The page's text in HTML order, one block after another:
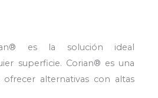
es la solución ideal
superficie. Corian® es una
ofrecer alternativas con altas